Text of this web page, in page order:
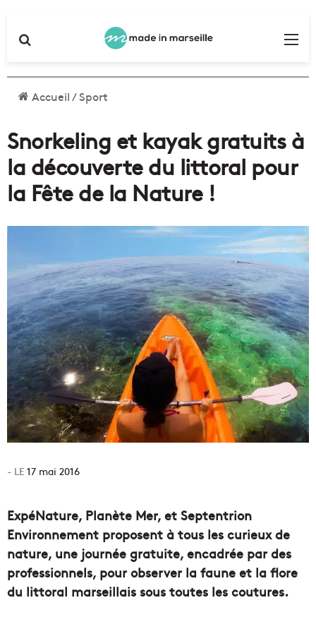
Accueil/Sport
Snorkeling et kayak gratuits à
la découverte du littoral pour
la Fête de la Nature !
17 mai 2016
ExpéNature, Planète Mer, et Septentrion
Environnement proposent à tous les curieux de
nature, une journée gratuite, encadrée par des
professionnels, pour observer la faune et la flore
du littoral marseillais sous toutes les coutures.